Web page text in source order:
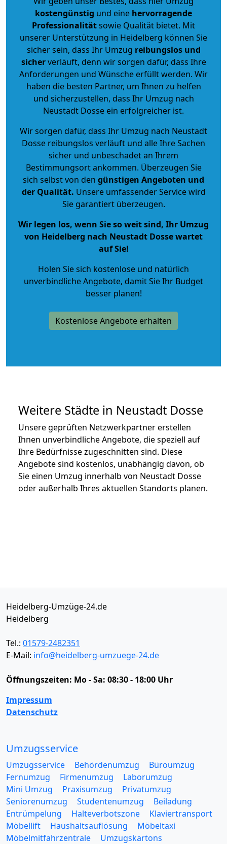
kostengünstig und eine hervorragende
Professionalitätsowie Qualität bietet. Mit
unserer Unterstützung in Heidelberg können Sie
sicher sein, dass Ihr Umzug reibungslos und
sicherverläuft, denn wir sorgen dafür, dass Ihre
Anforderungen und Wünsche erfüllt werden. Wir
haben die besten Partner, um Ihnen zu helfen
und sicherzustellen, dass Ihr Umzug nach
Neustadt Dosse ein erfolgreicher ist.
Wir sorgen dafür, dass Ihr Umzug nach Neustadt
Dosse reibungslos verläuft und alle Ihre Sachen
sicher und unbeschadet an Ihrem
Bestimmungsort ankommen. Überzeugen Sie
sich selbst von den günstigen Angeboten und
der Qualität. Unsere umfassender Service wird
Sie garantiert überzeugen.
Wir legen los, wenn Sie so weit sind, Ihr Umzug
von Heidelberg nach Neustadt Dosse wartet
auf Sie!
Holen Sie sich kostenlose und natürlich
unverbindliche Angebote, damit Sie Ihr Budget
besser planen!
Kostenlose Angebote erhalten
Weitere Städte in Neustadt Dosse
Unsere geprüften Netzwerkpartner erstellen
Ihnen unverbindliche Angebote, die speziell auf
Ihre Bedürfnisse zugeschnitten sind. Diese
Angebote sind kostenlos, unabhängig davon, ob
Sie einen Umzug innerhalb von Neustadt Dosse
oder außerhalb Ihres aktuellen Standorts planen.
Heidelberg-Umzüge-24.de
Heidelberg
Tel.: 01579-2482351
E-Mail: info@heidelberg-umzuege-24.de
Öffnungszeiten: Mo - Sa: 08:30 - 18:00 Uhr
Impressum
Datenschutz
Umzugsservice
Umzugsservice Behördenumzug
Büroumzug
Fernumzug
Firmenumzug
Laborumzug
Mini Umzug
Praxisumzug
Privatumzug
Seniorenumzug
Studentenumzug
Beiladung
Entrümpelung
Halteverbotszone
Klaviertransport
Möbellift
Haushaltsauflösung
Möbeltaxi
Möbelmitfahrzentrale
Umzugskartons